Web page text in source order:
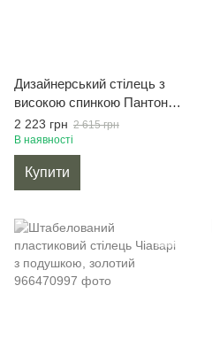
Дизайнерський стілець з
високою спинкою Пантон
чорний поліпропілен
штабельований
2 223 грн 2 615 грн
В наявності
Купити